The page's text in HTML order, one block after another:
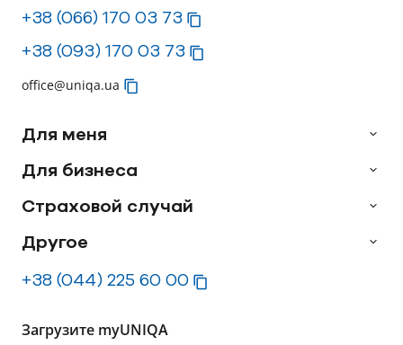
+38 (066) 170 03 73
+38 (093) 170 03 73
office@uniqa.ua
Для меня
Для бизнеса
Страховой случай
Другое
+38 (044) 225 60 00
Загрузите myUNIQA